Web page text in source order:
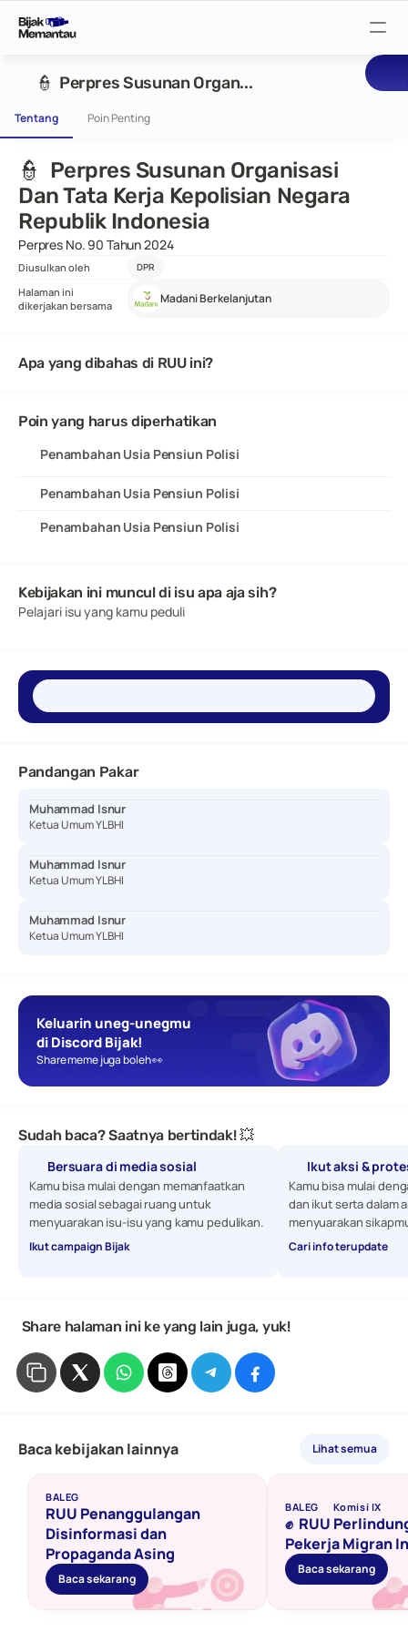
👮  Perpres Susunan Organ...
Tentang Poin Penting
👮  Perpres Susunan Organisasi
Dan Tata Kerja Kepolisian Negara
Republik Indonesia
Perpres No. 90 Tahun 2024
Diusulkan oleh DPR
Halaman ini
dikerjakan bersama
Madani Berkelanjutan
Apa yang dibahas di RUU ini?
Poin yang harus diperhatikan
Penambahan Usia Pensiun Polisi
Penambahan Usia Pensiun Polisi
Penambahan Usia Pensiun Polisi
Kebijakan ini muncul di isu apa aja sih?
Pelajari isu yang kamu peduli
Pandangan Pakar
Muhammad Isnur
Ketua Umum YLBHI
Muhammad Isnur
Ketua Umum YLBHI
Muhammad Isnur
Ketua Umum YLBHI
Keluarin uneg-unegmu
di Discord Bijak!
Share meme juga boleh 👀
Sudah baca? Saatnya bertindak! 💥
Bersuara di media sosial
Kamu bisa mulai dengan memanfaatkan
media sosial sebagai ruang untuk
menyuarakan isu-isu yang kamu pedulikan.
Ikut campaign Bijak
Ikut aksi &
Kamu bisa mulai
dan ikut serta dalam
menyuarakan
Cari info terupdate
Share halaman ini ke yang lain juga, yuk!
Baca kebijakan lainnya Lihat semua
BALEG
RUU Penanggulangan
Disinformasi dan
Propaganda Asing
Baca sekarang
BALEG Komisi IX
✊  RUU
Pekerja Migran
Baca sekarang
Pantau Tuntutan
Pantau RUU
Pantau Rapat
Pantau Pejabat
Suarakan
Bijak Wiki